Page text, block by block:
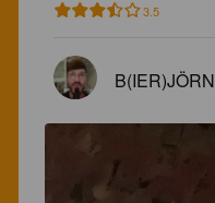
3.5
B(IER)JÖRN